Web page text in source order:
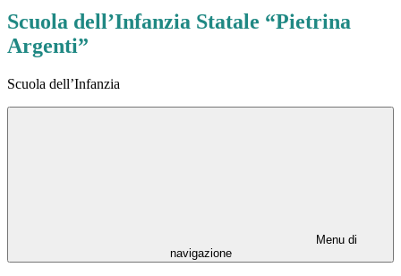
Scuola dell’Infanzia Statale “Pietrina
Argenti”
Scuola dell’Infanzia
Menu di
navigazione